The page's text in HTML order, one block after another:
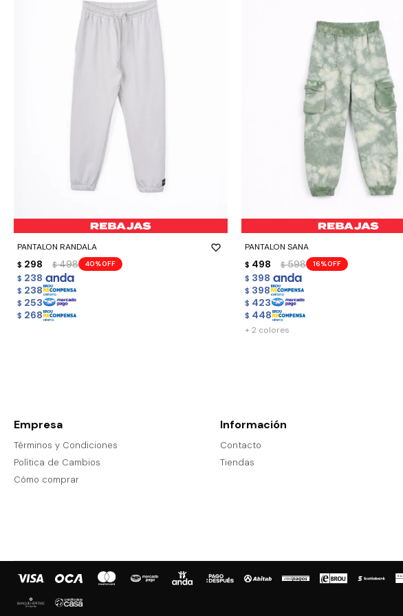
PANTALON RANDALA
$ 298 $ 498 40
$ 238
$ 238
$ 253
$ 268
- +
PANTALON SANA
$ 498 $ 598 16
$ 398
$ 398
$ 423
$ 448
- +
+ 2 colores
Empresa
Términos y Condiciones
Política de Cambios
Cómo comprar
Información
Contacto
Tiendas